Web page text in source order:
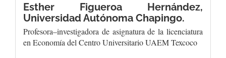
Esther Figueroa Hernández,
Universidad Autónoma Chapingo.
Profesora–investigadora de asignatura de la licenciatura
en Economía del Centro Universitario UAEM Texcoco